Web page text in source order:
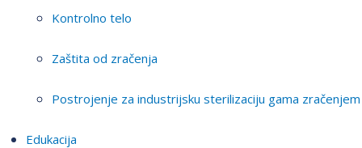
Kontrolno telo
Zaštita od zračenja
Postrojenje za industrijsku sterilizaciju gama zračenjem
Edukacija